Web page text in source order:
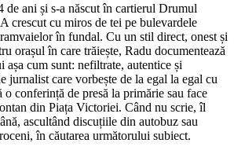
de ani și s-a născut în cartierul Drumul
crescut cu miros de tei pe bulevardele
în fundal. Cu un stil direct, onest și
orașul în care trăiește, Radu documentează
cum sunt: nefiltrate, autentice și
jurnalist care vorbește de la egal la egal cu
o conferință de presă la primărie sau face
din Piața Victoriei. Când nu scrie, îl
ascultând discuțiile din autobuz sau
în căutarea următorului subiect.